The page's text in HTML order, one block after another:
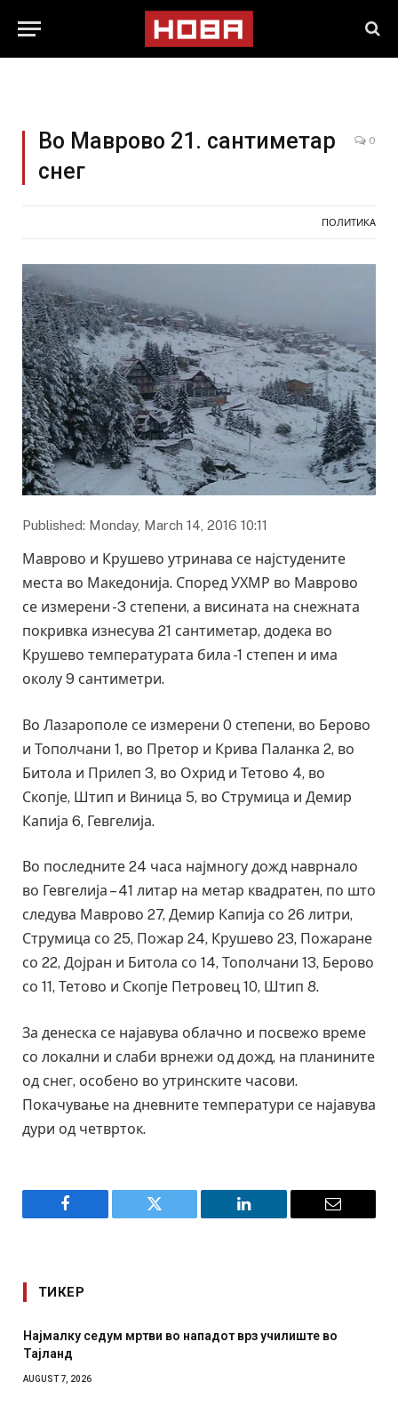
Во Маврово 21. сантиметар
снег
0
ПОЛИТИКА
Published: Monday, March 14, 2016 10:11
Маврово и Крушево утринава се најстудените
места во Македонија. Според УХМР во Маврово
се измерени -3 степени, а висината на снежната
покривка изнесува 21 сантиметар, додека во
Крушево температурата била -1 степен и има
околу 9 сантиметри.
Во Лазарополе се измерени 0 степени, во Берово
и Тополчани 1, во Претор и Крива Паланка 2, во
Битола и Прилеп 3, во Охрид и Тетово 4, во
Скопје, Штип и Виница 5, во Струмица и Демир
Капија 6, Гевгелија.
Во последните 24 часа најмногу дожд наврнало
во Гевгелија – 41 литар на метар квадратен, по што
следува Маврово 27, Демир Капија со 26 литри,
Струмица со 25, Пожар 24, Крушево 23, Пожаране
со 22, Дојран и Битола со 14, Тополчани 13, Берово
со 11, Тетово и Скопје Петровец 10, Штип 8.
За денеска се најавува облачно и посвежо време
со локални и слаби врнежи од дожд, на планините
од снег, особено во утринските часови.
Покачување на дневните температури се најавува
дури од четврток.
Facebook Twitter LinkedIn Email
ТИКЕР
Најмалку седум мртви во нападот врз училиште во
Тајланд
AUGUST 7, 2026